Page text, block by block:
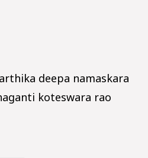
deepa namaskara
koteswara rao